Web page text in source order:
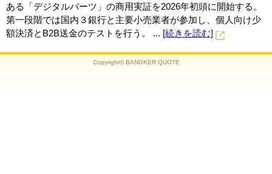
ある「デジタルバーツ」の商用実証を2026年初頭に開始する。
第一段階では国内３銀行と主要小売業者が参加し、個人向け少
額決済とB2B送金のテストを行う。 ... [続きを読む]
Copyright© BANGKER QUOTE